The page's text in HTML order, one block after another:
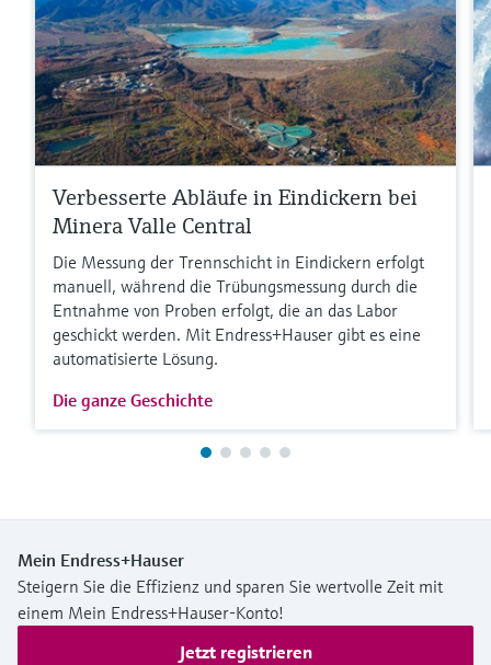
Verbesserte Abläufe in Eindickern bei
Minera Valle Central
Die Messung der Trennschicht in Eindickern erfolgt
manuell, während die Trübungsmessung durch die
Entnahme von Proben erfolgt, die an das Labor
geschickt werden. Mit Endress+Hauser gibt es eine
automatisierte Lösung.
Die ganze Geschichte
Mein Endress+Hauser
Steigern Sie die Effizienz und sparen Sie wertvolle Zeit mit
einem Mein Endress+Hauser-Konto!
Jetzt registrieren